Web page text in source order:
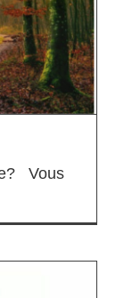
Vous